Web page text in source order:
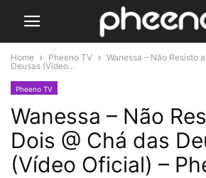
Home Pheeno TV
Wanessa – Não Resisto
Deusas (Vídeo...
Pheeno TV
Wanessa – Não
Dois @ Chá das
(Vídeo Oficial) –